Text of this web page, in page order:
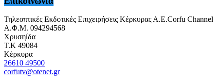
Τηλεοπτικές Εκδοτικές Επιχειρήσεις Κέρκυρας Α.Ε.Corfu Channel
Α.Φ.Μ. 094294568
Χρυσηίδα
Τ.Κ 49084
Κέρκυρα
26610 49500
corfutv@otenet.gr